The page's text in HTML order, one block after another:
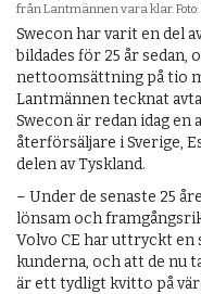
från Lantmännen vara klar. Foto:
Swecon har varit en del
bildades för 25 år sedan,
nettoomsättning på tio
Lantmännen tecknat
Swecon är redan idag en
återförsäljare i Sverige,
delen av Tyskland.
– Under de senaste 25
lönsam och
Volvo CE har uttryckt
kunderna, och att de nu
är ett tydligt kvitto på